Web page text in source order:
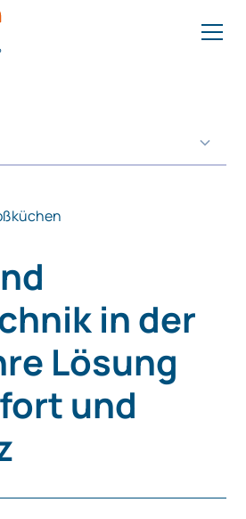
in der
Lösung
und